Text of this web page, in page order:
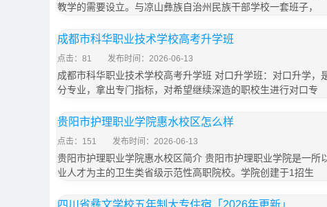
教学的需要设立。与凉山彝族自治州民族干部学校一套班子，
成都市科华职业技术学校高考升学班
点击：81 发布时间：2026-06-13
成都市科华职业技术学校高考升学班 对口升学班：对口升学，
分专业，拿出专门指标，对希望继续深造的职校生进行对口专
贵阳市护理职业学院惠水校区怎么样
点击：151 发布时间：2026-06-13
贵阳市护理职业学院惠水校区简介 贵阳市护理职业学院是一所
业人才为主的卫生类省级示范性高职院校。学院创建于1招生
四川省彝文学校五年制大专住宿「2026年更新」